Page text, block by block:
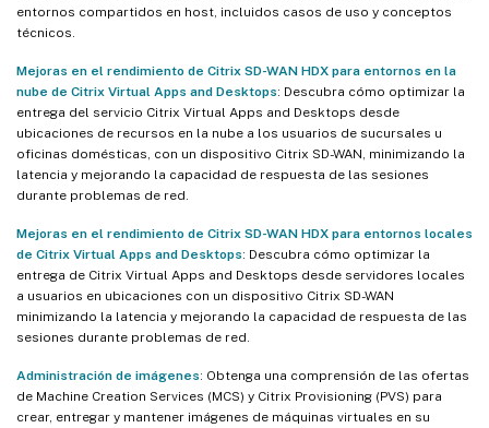
entornos compartidos en host, incluidos casos de uso y conceptos
técnicos.
Mejoras en el rendimiento de Citrix SD-WAN HDX para entornos en la
nube de Citrix Virtual Apps and Desktops: Descubra cómo optimizar la
entrega del servicio Citrix Virtual Apps and Desktops desde
ubicaciones de recursos en la nube a los usuarios de sucursales u
oficinas domésticas, con un dispositivo Citrix SD-WAN, minimizando la
latencia y mejorando la capacidad de respuesta de las sesiones
durante problemas de red.
Mejoras en el rendimiento de Citrix SD-WAN HDX para entornos locales
de Citrix Virtual Apps and Desktops: Descubra cómo optimizar la
entrega de Citrix Virtual Apps and Desktops desde servidores locales
a usuarios en ubicaciones con un dispositivo Citrix SD-WAN
minimizando la latencia y mejorando la capacidad de respuesta de las
sesiones durante problemas de red.
Administración de imágenes: Obtenga una comprensión de las ofertas
de Machine Creation Services (MCS) y Citrix Provisioning (PVS) para
crear, entregar y mantener imágenes de máquinas virtuales en su